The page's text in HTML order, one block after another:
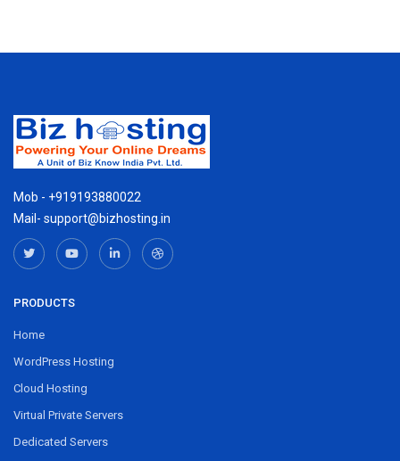
Mob - +919193880022
Mail- support@bizhosting.in
PRODUCTS
Home
WordPress Hosting
Cloud Hosting
Virtual Private Servers
Dedicated Servers